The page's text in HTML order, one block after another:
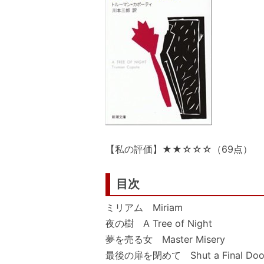
【私の評価】★★☆☆☆（69点）
目次
ミリアム Miriam
夜の樹 A Tree of Night
夢を売る女 Master Misery
最後の扉を閉めて Shut a Final